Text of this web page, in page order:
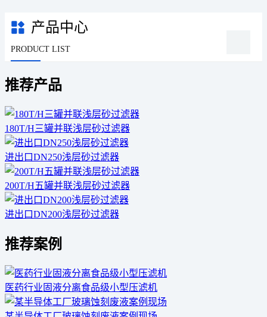
产品中心
PRODUCT LIST
推荐产品
180T/H三罐并联浅层砂过滤器
进出口DN250浅层砂过滤器
200T/H五罐并联浅层砂过滤器
进出口DN200浅层砂过滤器
推荐案例
医药行业固液分离食品级小型压滤机